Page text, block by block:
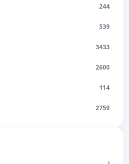
244
539
3433
2600
114
2759
›